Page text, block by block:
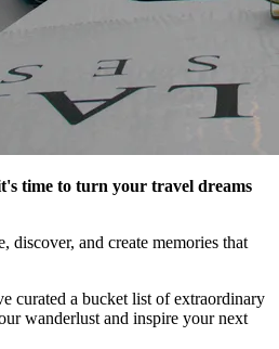
time to turn your travel dreams
discover, and create memories that
curated a bucket list of extraordinary
wanderlust and inspire your next